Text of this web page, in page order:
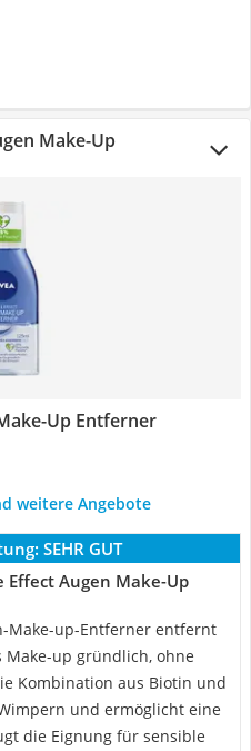
Make-Up
Up Entferner
weitere Angebote
SEHR GUT
Effect Augen Make-Up
Make-up-Entferner entfernt
up gründlich, ohne
Kombination aus Biotin und
und ermöglicht eine
die Eignung für sensible